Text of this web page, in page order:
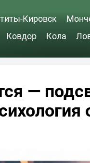
Кировск
Ковдор Кола
—